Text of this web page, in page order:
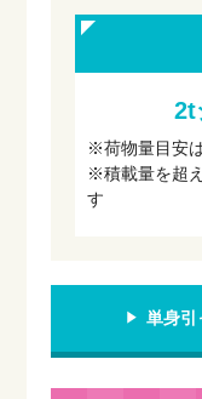
2t
※荷物量目安
※積載量を超
す
単身引